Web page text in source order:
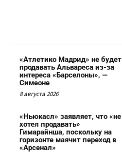
«Атлетико Мадрид» не будет
продавать Альвареса из-за
интереса «Барселоны», —
Симеоне
8 августа 2026
«Ньюкасл» заявляет, что «не
хотел продавать»
Гимарайнша, поскольку на
горизонте маячит переход в
«Арсенал»